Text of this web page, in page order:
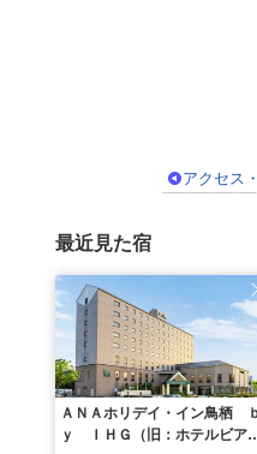
アクセス
最近見た宿
ＡＮＡホリデイ・イン鳥栖 ｂ
ｙ ＩＨＧ（旧：ホテルビア